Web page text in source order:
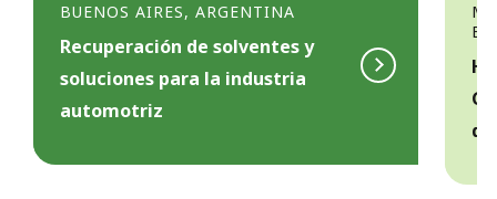
BUENOS AIRES, ARGENTINA
Recuperación de solventes y
soluciones para la industria
automotriz
r